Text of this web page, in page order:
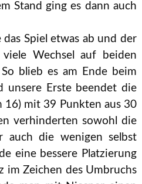
Stand ging es dann auch
Spiel etwas ab und der
Wechsel auf beiden
blieb es am Ende beim
unsere Erste beendet die
16) mit 39 Punkten aus 30
verhinderten sowohl die
auch die wenigen selbst
eine bessere Platzierung
im Zeichen des Umbruchs